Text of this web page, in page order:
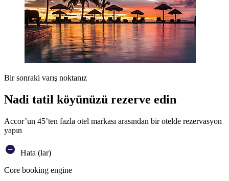
Bir sonraki varış noktanız
Nadi tatil köyünüzü rezerve edin
Accor’un 45’ten fazla otel markası arasından bir otelde rezervasyon
yapın
Hata (lar)
Core booking engine